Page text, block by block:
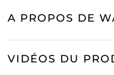
A PROPOS DE
VIDÉOS DU